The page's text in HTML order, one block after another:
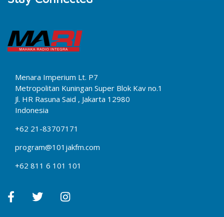
Menara Imperium Lt. P7
Metropolitan Kuningan Super Blok Kav no.1
Jl. HR Rasuna Said , Jakarta 12980
Indonesia
+62 21-83707171
program@101jakfm.com
+62 811 6 101 101